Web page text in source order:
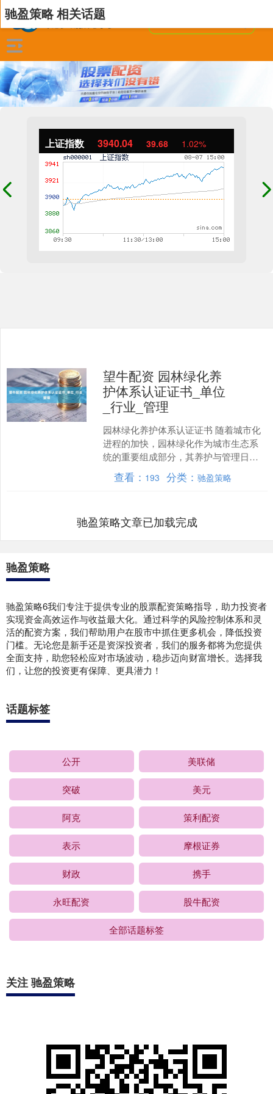
上证指数 3940.04 39.68 1.02%
驰盈策略 相关话题
望牛配资 园林绿化养
护体系认证证书_单位
_行业_管理
园林绿化养护体系认证证书 随着城市化
进程的加快，园林绿化作为城市生态系
统的重要组成部分，其养护与管理日益
受到人们的关注。为了规范园林绿化养
护行业，提升养护水平，....
查看： 193 分类：驰盈策略
驰盈策略文章已加载完成
驰盈策略
驰盈策略6我们专注于提供专业的股票配资策略指导，助力投资者
实现资金高效运作与收益最大化。通过科学的风险控制体系和灵
活的配资方案，我们帮助用户在股市中抓住更多机会，降低投资
门槛。无论您是新手还是资深投资者，我们的服务都将为您提供
全面支持，助您轻松应对市场波动，稳步迈向财富增长。选择我
们，让您的投资更有保障、更具潜力！
话题标签
公开 美联储
突破 美元
阿克 策利配资
表示 摩根证券
财政 携手
永旺配资 股牛配资
全部话题标签
关注 驰盈策略